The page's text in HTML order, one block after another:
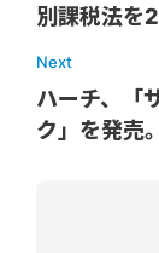
別課税法を
Next
ハーチ、「
ク」を発売